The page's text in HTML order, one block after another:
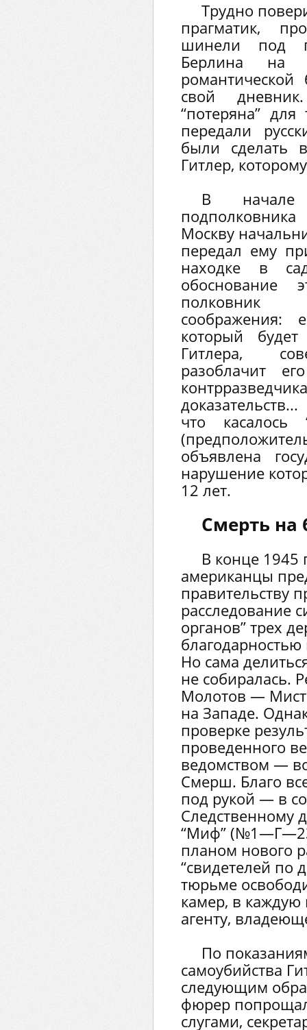
Трудно
прагматик,
шинели под
Берлина на
свой
“потеряна”
передали
были сделать
Гитлер,
В
Москву
передал ему
находке в
обоснование
полковник
соображения:
который
Гитлера,
разоблачит
что касалось
объявлена
нарушение
12 лет.
Смерть на
В конце 1945
американцы
правительству
расследование
органов” трех
Но сама
не собиралась.
Молотов —
на Западе.
проверке
проведенного
ведомством —
Смерш. Благо
под рукой — в
Следственному
“Миф”
планом нового
“свидетелей по
тюрьме
камер, в каждую
агенту,
По
самоубийства
следующим
фюрер
слугами,